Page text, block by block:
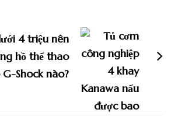
4 triệu nên
hồ thể thao
G-Shock nào?